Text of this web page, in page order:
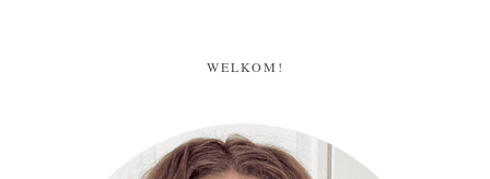
WELKOM!